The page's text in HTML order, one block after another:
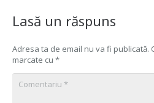
Lasă un răspuns
Adresa ta de email nu va fi publicată.
marcate cu *